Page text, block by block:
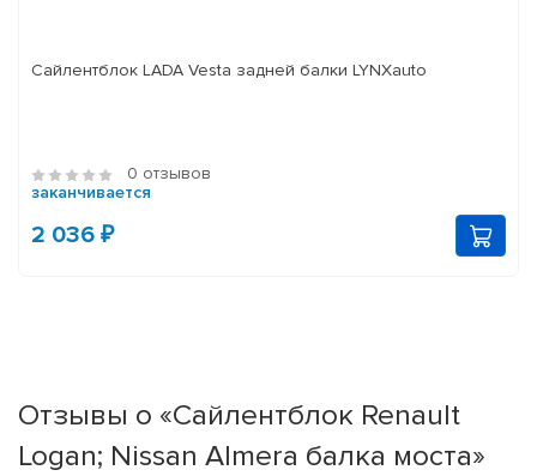
Сайлентблок LADA Vesta задней балки LYNXauto
0 отзывов
заканчивается
2 036 ₽
Отзывы о «Сайлентблок Renault
Logan; Nissan Almera балка моста»